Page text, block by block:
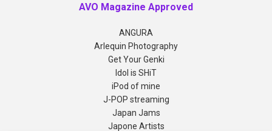
AVO Magazine Approved
ANGURA
Arlequin Photography
Get Your Genki
Idol is SHiT
iPod of mine
J-POP streaming
Japan Jams
Japone Artists